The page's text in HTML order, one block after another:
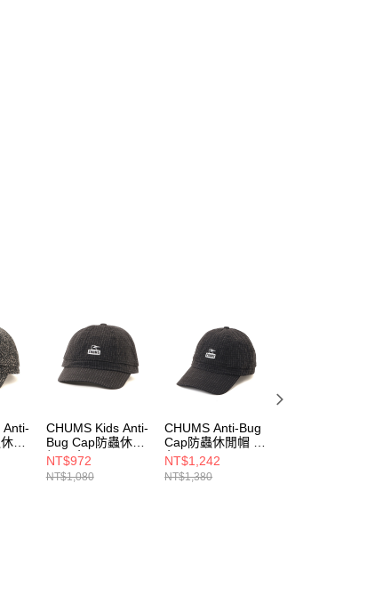
Anti-
閒
CHUMS Kids Anti-
Bug Cap防蟲休閒
帽 黑色
CH251084K001
NT$972
NT$1,080
CHUMS Anti-Bug
Cap防蟲休閒帽 黑
色
CH051461K001
NT$1,242
NT$1,380